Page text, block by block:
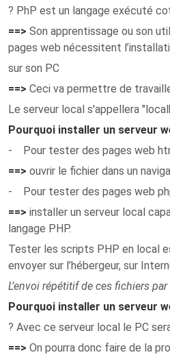
? PhP est un langage exécuté
==> Son apprentissage ou son
pages web nécessitent
sur son PC
==> Ceci va permettre de
Le serveur local s'appellera
Pourquoi installer un serveur
- Pour tester des pages web
==> ouvrir le fichier dans un
- Pour tester des pages web
==> installer un serveur local
langage PHP.
Tester les scripts PHP en local
envoyer sur l’hébergeur, sur
L’envoi répétitif de ces fichiers
Pourquoi installer un serveur
? Avec ce serveur local le PC
==> On pourra donc faire de la